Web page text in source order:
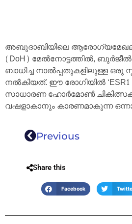
അബുദാബിയിലെ
(DoH) മേൽനോട്ടത്തിൽ,
ബാധിച്ച നാൽപ്പതുകളിലുള്ള ഒരു
നൽകിയത്. ഈ രോഗിയിൽ ‘ESR1
സാധാരണ ഹോർമോൺ
വഷളാകാനും കാരണമാകുന്ന
Previous
Share this
Facebook